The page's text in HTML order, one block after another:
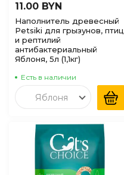
11.00 BYN
Наполнитель древесный
Petsiki для грызунов, птиц
и рептилий
антибактериальный
Яблоня, 5л (1,1кг)
Есть в наличии
Яблоня